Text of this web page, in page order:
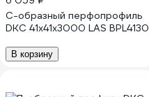
С-образный перфопрофиль
DKC 41x41x3000 LAS BPL4130
В корзину